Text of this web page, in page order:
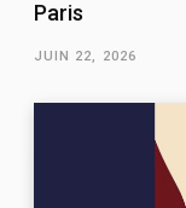
Paris
JUIN 22, 2026